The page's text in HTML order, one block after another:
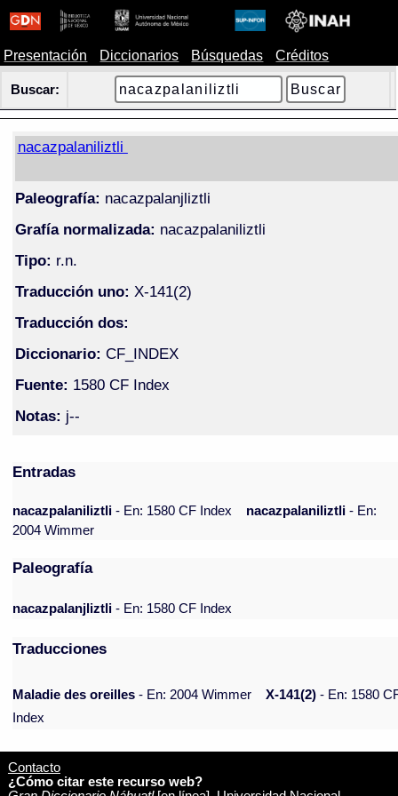
Presentación Diccionarios Búsquedas Créditos
Buscar:
nacazpalaniliztli
Paleografía: nacazpalanjliztli
Grafía normalizada: nacazpalaniliztli
Tipo: r.n.
Traducción uno: X-141(2)
Traducción dos:
Diccionario: CF_INDEX
Fuente: 1580 CF Index
Notas: j--
Entradas
nacazpalaniliztli- En: 1580 CF Index nacazpalaniliztli- En:
2004 Wimmer
Paleografía
nacazpalanjliztli - En: 1580 CF Index
Traducciones
Maladie des oreilles - En: 2004 Wimmer X-141(2) - En: 1580
Index
Contacto
¿Cómo citar este recurso web?